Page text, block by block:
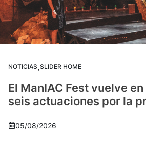
NOTICIAS,SLIDER HOME
El ManIAC Fest vuelve
seis actuaciones por la
05/08/2026